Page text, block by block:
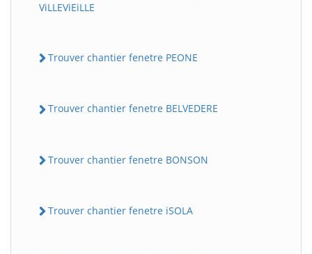
ViLLEViEiLLE
Trouver chantier fenetre PEONE
Trouver chantier fenetre BELVEDERE
Trouver chantier fenetre BONSON
Trouver chantier fenetre iSOLA